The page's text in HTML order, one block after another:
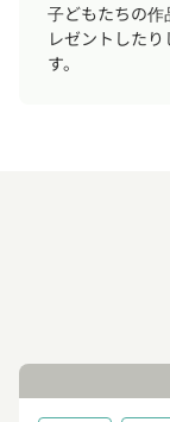
子どもたちの
レゼントした
す。